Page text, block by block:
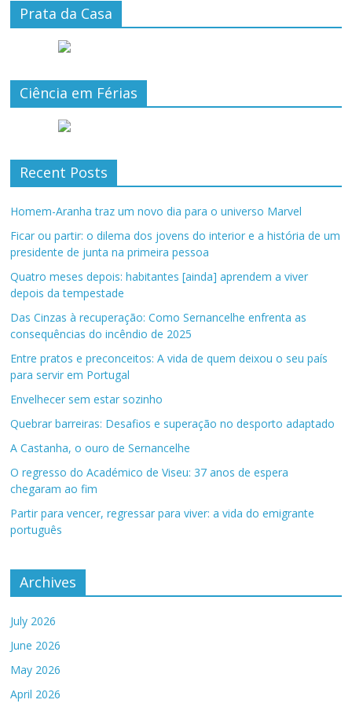
Prata da Casa
Ciência em Férias
Recent Posts
Homem-Aranha traz um novo dia para o universo Marvel
Ficar ou partir: o dilema dos jovens do interior e a história de um
presidente de junta na primeira pessoa
Quatro meses depois: habitantes [ainda] aprendem a viver
depois da tempestade
Das Cinzas à recuperação: Como Sernancelhe enfrenta as
consequências do incêndio de 2025
Entre pratos e preconceitos: A vida de quem deixou o seu país
para servir em Portugal
Envelhecer sem estar sozinho
Quebrar barreiras: Desafios e superação no desporto adaptado
A Castanha, o ouro de Sernancelhe
O regresso do Académico de Viseu: 37 anos de espera
chegaram ao fim
Partir para vencer, regressar para viver: a vida do emigrante
português
Archives
July 2026
June 2026
May 2026
April 2026